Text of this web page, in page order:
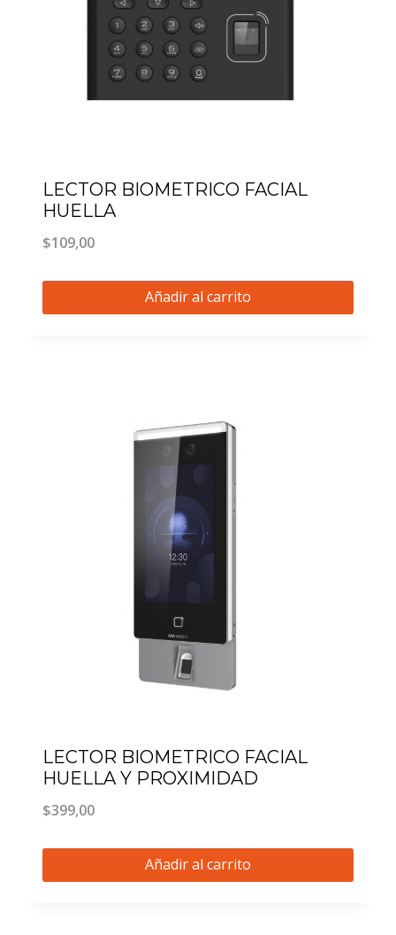
LECTOR BIOMETRICO FACIAL
HUELLA
$109,00
Añadir al carrito
LECTOR BIOMETRICO FACIAL
HUELLA Y PROXIMIDAD
$399,00
Añadir al carrito